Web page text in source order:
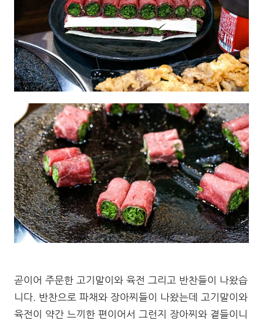
곧이어 주문한 고기말이와 육전 그리고 반찬들이 나왔습
니다. 반찬으로 파채와 장아찌들이 나왔는데 고기말이와
육전이 약간 느끼한 편이어서 그런지 장아찌와 곁들이니